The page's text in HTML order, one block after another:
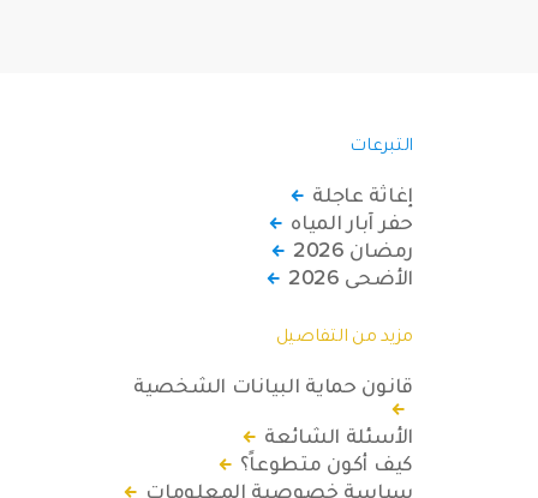
التبرعات
إغاثة عاجلة
حفر آبار المياه
رمضان 2026
الأضحى 2026
مزيد من التفاصيل
قانون حماية البيانات الشخصية
الأسئلة الشائعة
كيف أكون متطوعاً؟
سياسة خصوصية المعلومات